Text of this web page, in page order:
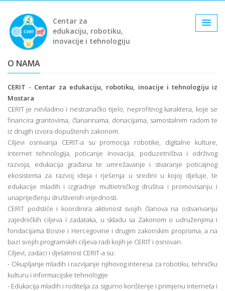
Centar za
edukaciju, robotiku,
inovacije i tehnologiju
O NAMA
CERIT - Centar za edukaciju, robotiku, inoacije i tehnologiju iz
Mostara
CERIT je nevladino i nestranačko tijelo, neprofitnog karaktera, koje se
financira grantovima, članarinama, donacijama, samostalnim radom te
iz drugih izvora dopuštenih zakonom.
Ciljevi osnivanja CERIT-a su promocija robotike, digitalne kulture,
internet tehnologija, poticanje inovacija, poduzetništva i održivog
razvoja, edukacija građana te umrežavanje i stvaranje poticajnog
ekosistema za razvoj ideja i rješenja u sredini u kojoj djeluje, te
edukacije mladih i izgradnje multietničkog društva i promovisanju i
unaprijeđenju društvenih vrijednosti.
CERIT podstiče i koordinira aktivnost svojih članova na ostvarivanju
zajedničkih ciljeva i zadataka, u skladu sa Zakonom o udruženjima i
fondacijama Bosne i Hercegovine i drugim zakonskim propisima, a na
bazi svojih programskih ciljeva radi kojih je CERIT i osnovan.
Ciljevi, zadaci i djelatnost CERIT-a su:
- Okupljanje mladih i razvijanje njihovog interesa za robotiku, tehničku
kulturu i informacijske tehnologije
- Edukacija mladih i roditelja za sigurno korištenje i primjenu interneta i